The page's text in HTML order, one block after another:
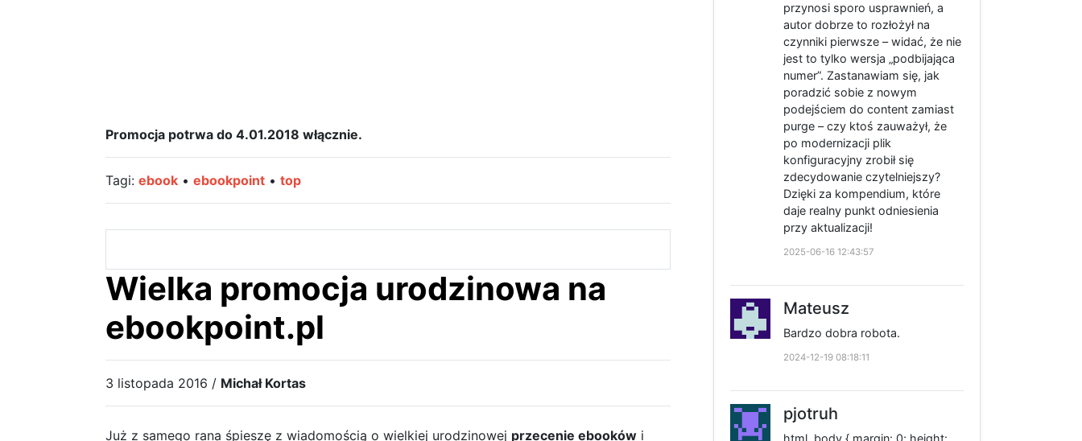
Promocja potrwa do 4.01.2018 włącznie.
Tagi: ebook• ebookpoint• top
Wielka promocja urodzinowa na
ebookpoint.pl
3 listopada 2016 / Michał Kortas
Już z samego rana śpieszę z wiadomością o wielkiej urodzinowej przecenie ebookówi
przynosi sporo usprawnień, a
autor dobrze to rozłożył na
czynniki pierwsze – widać, że nie
jest to tylko wersja „podbijająca
numer”. Zastanawiam się, jak
poradzić sobie z nowym
podejściem do content zamiast
purge – czy ktoś zauważył, że
po modernizacji plik
konfiguracyjny zrobił się
zdecydowanie czytelniejszy?
Dzięki za kompendium, które
daje realny punkt odniesienia
przy aktualizacji!
2025-06-16 12:43:57
Mateusz
Bardzo dobra robota.
2024-12-19 08:18:11
pjotruh
html, body { margin: 0; height: